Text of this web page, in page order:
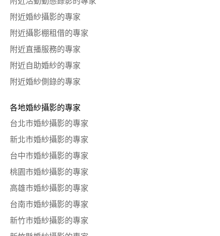
附近婚紗攝影的專家
附近攝影棚租借的專家
附近直播服務的專家
附近自助婚紗的專家
附近婚紗側錄的專家
各地婚紗攝影的專家
台北市婚紗攝影的專家
新北市婚紗攝影的專家
台中市婚紗攝影的專家
桃園市婚紗攝影的專家
高雄市婚紗攝影的專家
台南市婚紗攝影的專家
新竹市婚紗攝影的專家